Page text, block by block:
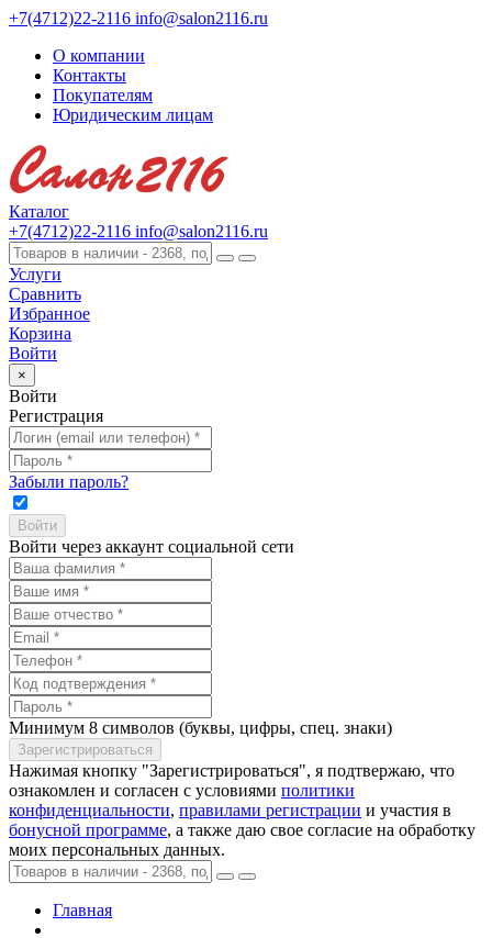
+7(4712)22-2116 info@salon2116.ru
О компании
Контакты
Покупателям
Юридическим лицам
Каталог
+7(4712)22-2116 info@salon2116.ru
Услуги
Сравнить
Избранное
Корзина
Войти
×
Войти
Регистрация
Забыли пароль?
Войти через аккаунт социальной сети
Минимум 8 символов (буквы, цифры, спец. знаки)
Нажимая кнопку "Зарегистрироваться", я подтвержаю, что
ознакомлен и согласен с условиями политики
конфиденциальности, правилами регистрации и участия в
бонусной программе, а также даю свое согласие на обработку
моих персональных данных.
Главная